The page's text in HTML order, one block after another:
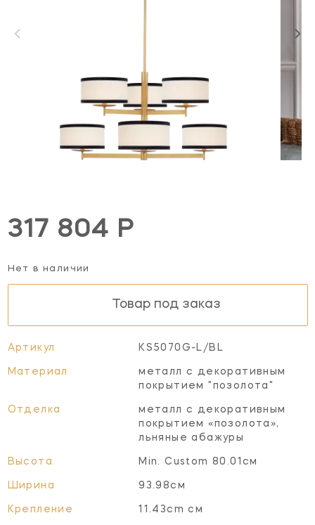
317 804 Р
Нет в наличии
Товар под заказ
Артикул KS5070G-L/BL
Материал
металл с декоративным
покрытием "позолота"
Отделка
металл с декоративным
покрытием «позолота»,
льняные абажуры
Высота Min. Custom 80.01см
Ширина 93.98см
Крепление 11.43cm см